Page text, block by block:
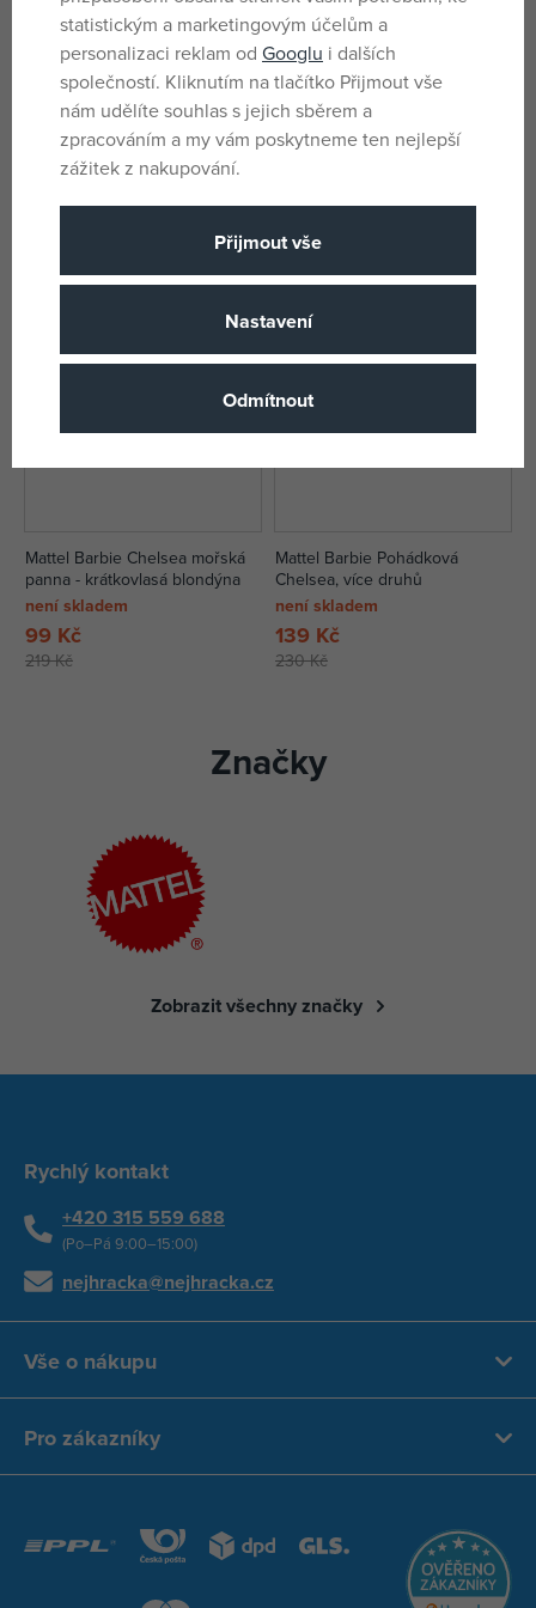
Mattel Barbie Chelsea v
kostýmu, více druhů
249 Kč
Mattel Barbie Chelsea
DMOC:
673 Kč
Mattel Barbie Chelsea mořská
panna - krátkovlasá blondýna
není skladem
219 Kč
99 Kč
Mattel Barbie Pohádková
Chelsea, více druhů
není skladem
230 Kč
139 Kč
Značky
Zobrazit všechny značky
Rychlý kontakt
+420 315 559 688
(Po–Pá 9:00–15:00)
nejhracka@nejhracka.cz
Vše o nákupu
Pro zákazníky
statistickým a marketingovým účelům a
personalizaci reklam od Googlu i dalších
společností. Kliknutím na tlačítko Přijmout vše
nám udělíte souhlas s jejich sběrem a
zpracováním a my vám poskytneme ten nejlepší
zážitek z nakupování.
Přijmout vše
Nastavení
Odmítnout